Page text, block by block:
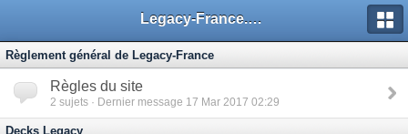
Legacy-France.org - Forum
Règlement général de Legacy-France
Règles du site
2 sujets · Dernier message 17 Mar 2017 02:29
Decks Legacy